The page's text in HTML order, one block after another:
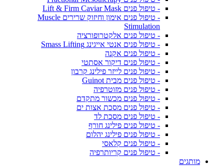
- טיפול פנים Lift & Firm Caviar Mask
- טיפול פנים אימון וחיזוק שרירים Muscle
Stimulation
- טיפול פנים אלקטרופורציה
- טיפול פנים אנטי אייגינג Smass Lifting
- טיפול פנים אקנה
- טיפול פנים דיקור אסתטי
- טיפול פנים לייזר פילינג קרבון
- טיפול פנים מבית Guinot
- טיפול פנים מזוטרפיה
- טיפול פנים מכשור מתקדם
- טיפול פנים מסכת אצות ים
- טיפול פנים מסכת לד
- טיפול פנים פילינג חורף
- טיפול פנים פילינג יהלום
- טיפול פנים קלאסי
- טיפול פנים קריותרפיה
מותגים